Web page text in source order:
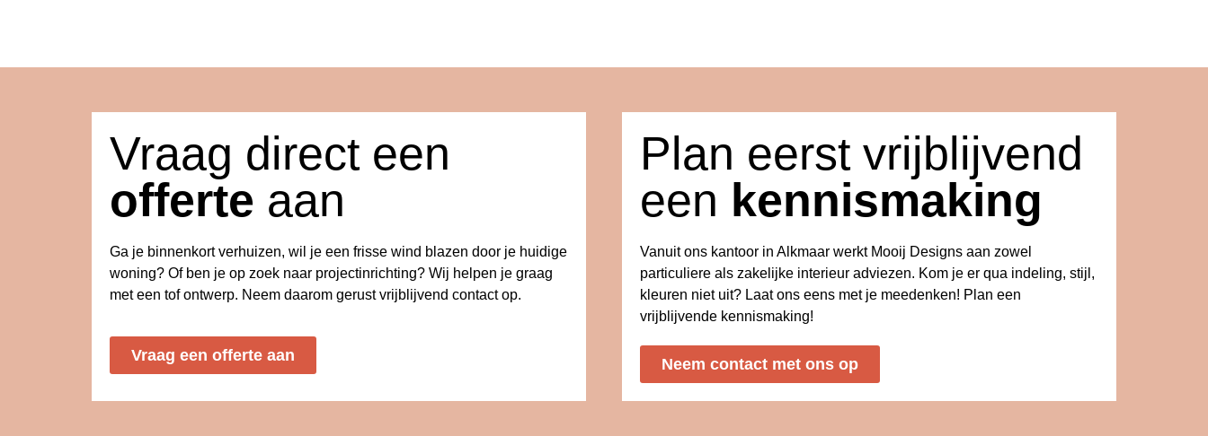
Vraag direct een
offerte aan
Ga je binnenkort verhuizen, wil je een frisse wind blazen door je huidige
woning? Of ben je op zoek naar projectinrichting? Wij helpen je graag
met een tof ontwerp. Neem daarom gerust vrijblijvend contact op.
Vraag een offerte aan
Plan eerst vrijblijvend
een kennismaking
Vanuit ons kantoor in Alkmaar werkt Mooij Designs aan zowel
particuliere als zakelijke interieur adviezen. Kom je er qua indeling, stijl,
kleuren niet uit? Laat ons eens met je meedenken! Plan een
vrijblijvende kennismaking!
Neem contact met ons op